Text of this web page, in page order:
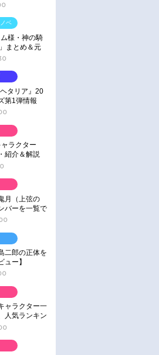
ム様・神の騎
まとめ＆元
ベ
タリア』20
第1弾情報
ャラクター
紹介＆解説
月（上弦の
バーを一覧で
の情報まと
二郎の正体を
ュー】
ャラクター一
人気ランキン
断など気にな